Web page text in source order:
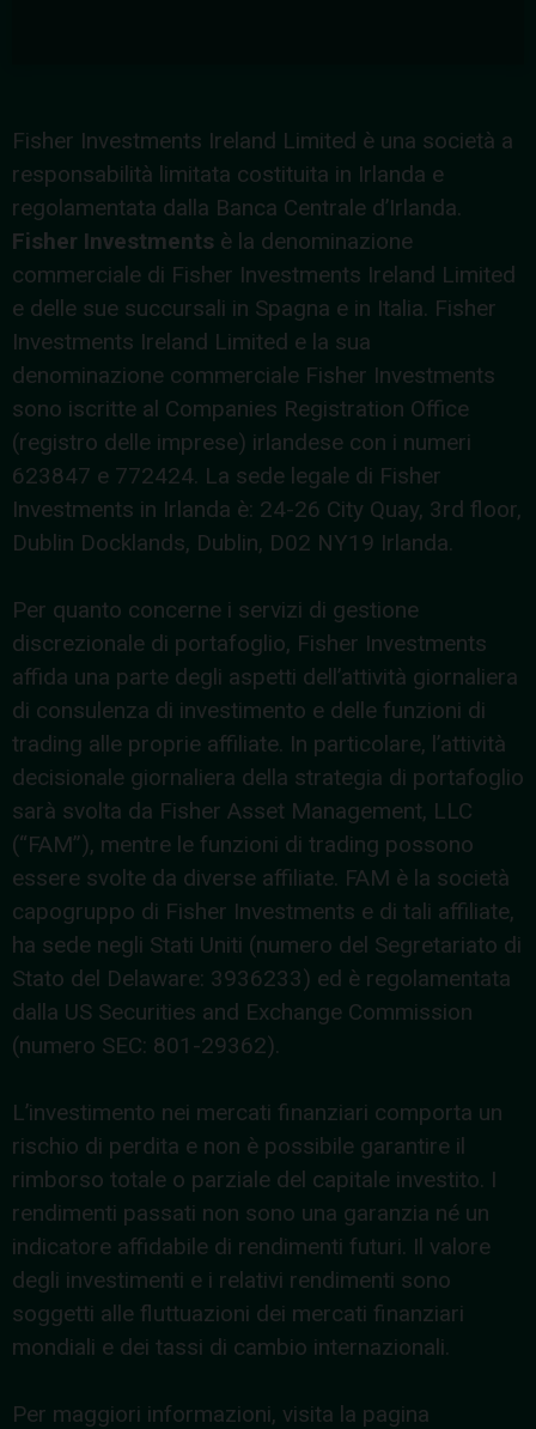
Fisher Investments Ireland Limited è una società a
responsabilità limitata costituita in Irlanda e
regolamentata dalla Banca Centrale d’Irlanda.
Fisher Investments è la denominazione
commerciale di Fisher Investments Ireland Limited
e delle sue succursali in Spagna e in Italia. Fisher
Investments Ireland Limited e la sua
denominazione commerciale Fisher Investments
sono iscritte al Companies Registration Office
(registro delle imprese) irlandese con i numeri
623847 e 772424. La sede legale di Fisher
Investments in Irlanda è: 24-26 City Quay, 3rd floor,
Dublin Docklands, Dublin, D02 NY19 Irlanda.
Per quanto concerne i servizi di gestione
discrezionale di portafoglio, Fisher Investments
affida una parte degli aspetti dell’attività giornaliera
di consulenza di investimento e delle funzioni di
trading alle proprie affiliate. In particolare, l’attività
decisionale giornaliera della strategia di portafoglio
sarà svolta da Fisher Asset Management, LLC
(“FAM”), mentre le funzioni di trading possono
essere svolte da diverse affiliate. FAM è la società
capogruppo di Fisher Investments e di tali affiliate,
ha sede negli Stati Uniti (numero del Segretariato di
Stato del Delaware: 3936233) ed è regolamentata
dalla US Securities and Exchange Commission
(numero SEC: 801-29362).
L’investimento nei mercati finanziari comporta un
rischio di perdita e non è possibile garantire il
rimborso totale o parziale del capitale investito. I
rendimenti passati non sono una garanzia né un
indicatore affidabile di rendimenti futuri. Il valore
degli investimenti e i relativi rendimenti sono
soggetti alle fluttuazioni dei mercati finanziari
mondiali e dei tassi di cambio internazionali.
Per maggiori informazioni, visita la pagina